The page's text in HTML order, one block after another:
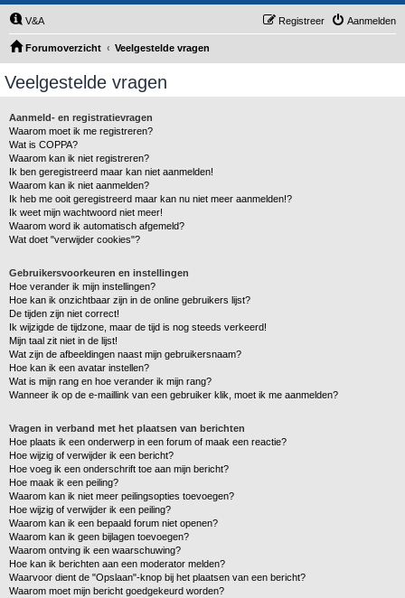
V&A Aanmelden
Registreer
Forumoverzicht Veelgestelde vragen
Veelgestelde vragen
Aanmeld- en registratievragen
Waarom moet ik me registreren?
Wat is COPPA?
Waarom kan ik niet registreren?
Ik ben geregistreerd maar kan niet aanmelden!
Waarom kan ik niet aanmelden?
Ik heb me ooit geregistreerd maar kan nu niet meer aanmelden!?
Ik weet mijn wachtwoord niet meer!
Waarom word ik automatisch afgemeld?
Wat doet "verwijder cookies"?
Gebruikersvoorkeuren en instellingen
Hoe verander ik mijn instellingen?
Hoe kan ik onzichtbaar zijn in de online gebruikers lijst?
De tijden zijn niet correct!
Ik wijzigde de tijdzone, maar de tijd is nog steeds verkeerd!
Mijn taal zit niet in de lijst!
Wat zijn de afbeeldingen naast mijn gebruikersnaam?
Hoe kan ik een avatar instellen?
Wat is mijn rang en hoe verander ik mijn rang?
Wanneer ik op de e-maillink van een gebruiker klik, moet ik me aanmelden?
Vragen in verband met het plaatsen van berichten
Hoe plaats ik een onderwerp in een forum of maak een reactie?
Hoe wijzig of verwijder ik een bericht?
Hoe voeg ik een onderschrift toe aan mijn bericht?
Hoe maak ik een peiling?
Waarom kan ik niet meer peilingsopties toevoegen?
Hoe wijzig of verwijder ik een peiling?
Waarom kan ik een bepaald forum niet openen?
Waarom kan ik geen bijlagen toevoegen?
Waarom ontving ik een waarschuwing?
Hoe kan ik berichten aan een moderator melden?
Waarvoor dient de "Opslaan"-knop bij het plaatsen van een bericht?
Waarom moet mijn bericht goedgekeurd worden?